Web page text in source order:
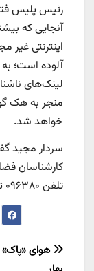
رئیس پلیس
آنجایی که
اینترنتی غیر
آلوده است؛
لینک‌های
منجر به هک
خواهد شد.
سردار مجید
کارشناسان
تلفن ۰۹۶۳۸۰ تماس بگیرند.
راهبری
هوای «پاک»